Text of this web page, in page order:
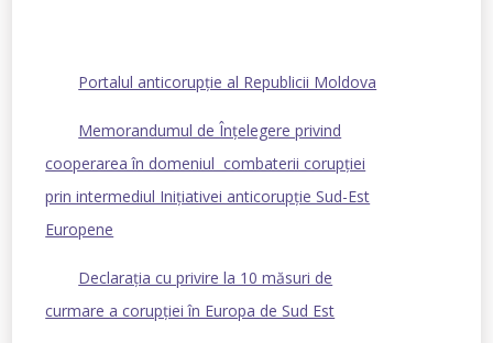
Portalul anticorupţie al Republicii Moldova
Memorandumul de Înţelegere privind
cooperarea în domeniul combaterii corupţiei
prin intermediul Iniţiativei anticorupţie Sud-Est
Europene
Declaraţia cu privire la 10 măsuri de
curmare a corupţiei în Europa de Sud Est